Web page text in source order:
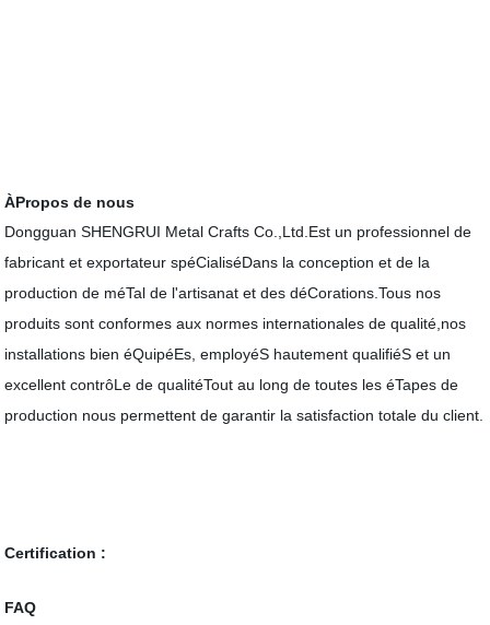
ÀPropos de nous
Dongguan SHENGRUI Metal Crafts Co.,Ltd.Est un professionnel de
fabricant et exportateur spéCialiséDans la conception et de la
production de méTal de l'artisanat et des déCorations.Tous nos
produits sont conformes aux normes internationales de qualité,nos
installations bien éQuipéEs, employéS hautement qualifiéS et un
excellent contrôLe de qualitéTout au long de toutes les éTapes de
production nous permettent de garantir la satisfaction totale du client.
Certification :
FAQ